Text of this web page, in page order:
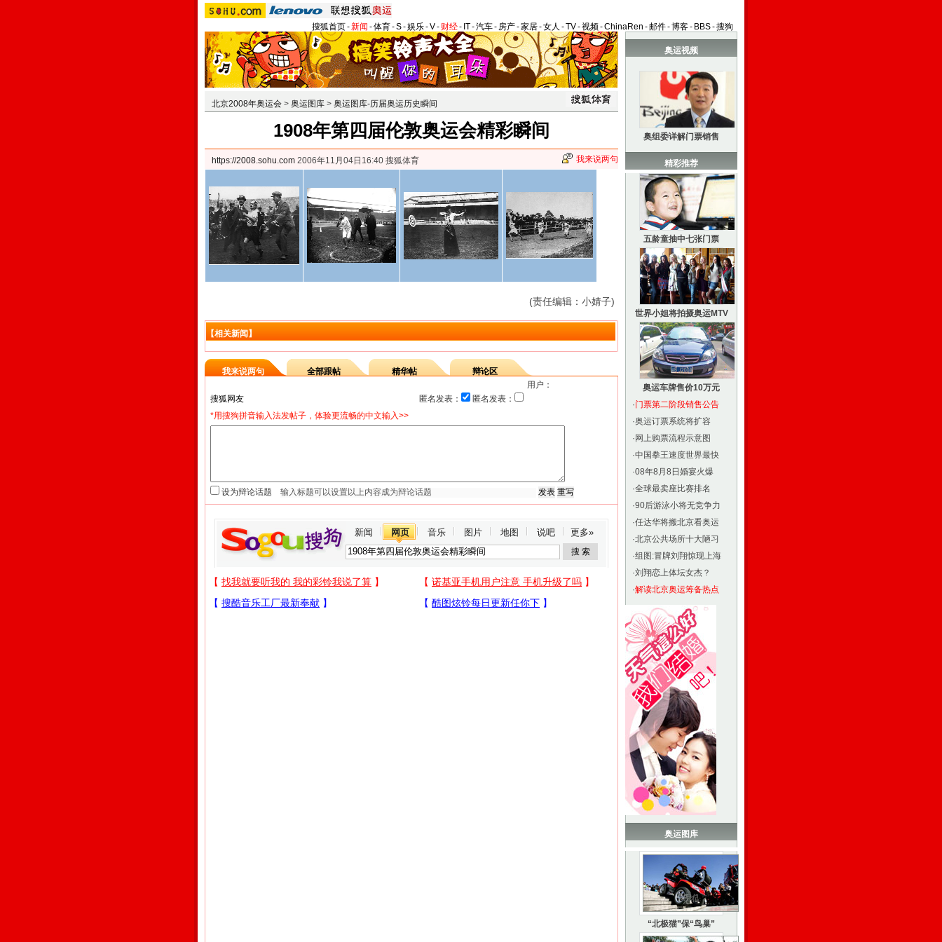
搜狐首页-新闻 -体育-S-娱乐-V- 财经- IT-汽车- 房产-家居-女人 -TV-视频-ChinaRen -邮件-博客- BBS-搜狗
北京2008年奥运会 > 奥运图库 > 奥运图库-历届奥运历史瞬间
1908年第四届伦敦奥运会精彩瞬间
https://2008.sohu.com 2006年11月04日16:40 搜狐体育 我来说两句
(责任编辑：小婧子)
【相关新闻】
我来说两句 全部跟帖 精华帖
辩论区
用户：
匿名发表：
匿名发表：
*用搜狗拼音输入法发帖子，体验更流畅的中文输入>>
设为辩论话题
新闻 网页 音乐 图片 地图 说吧 更多»
奥运视频
奥组委详解门票销售
精彩推荐
五龄童抽中七张门票
世界小姐将拍摄奥运MTV
奥运车牌售价10万元
·门票第二阶段销售公告
·奥运订票系统将扩容
· 网上购票流程示意图
·中国拳王速度世界最快
·08年8月8日婚宴火爆
·全球最卖座比赛排名
·90后游泳小将无竞争力
·任达华将搬北京看奥运
·北京公共场所十大陋习
·组图:冒牌刘翔惊现上海
·刘翔恋上体坛女杰？
·解读北京奥运筹备热点
奥运图库
“北极猫”保“鸟巢”